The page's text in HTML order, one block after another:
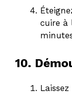
cuire à
10.